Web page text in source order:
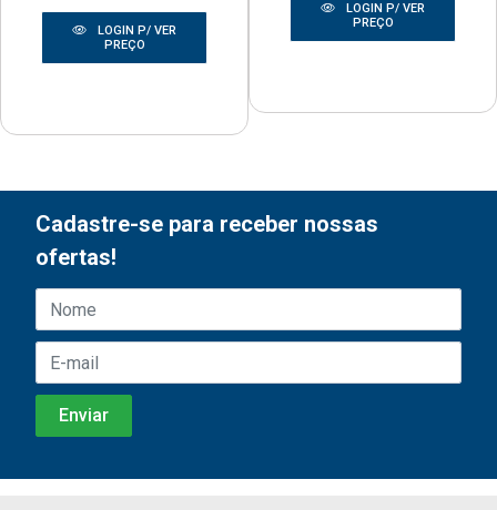
LOGIN P/ VER
PREÇO
LOGIN P/ VER
PREÇO
Cadastre-se para receber nossas
ofertas!